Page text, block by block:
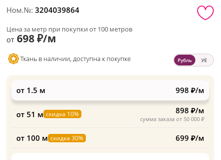
Ном.№:3204039864
Цена за метр при покупки от 100 метров
от 698 ₽/м
Ткань в наличии, доступна к покупке Рубль УЕ
от 1.5 м 998 ₽/м
от 51 м скидка 10%
сумма заказа от 50 000 ₽
898 ₽/м
от 100 м скидка 30% 699 ₽/м